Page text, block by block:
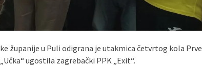
županije u Puli odigrana je utakmica četvrtog kola Prve
ugostila zagrebački PPK „Exit“.